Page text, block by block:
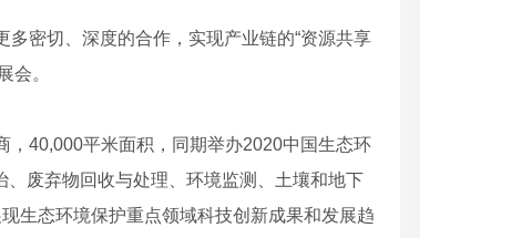
密切、深度的合作，实现产业链的“资源共享
会。
40,000平米面积，同期举办2020中国生态环
废弃物回收与处理、环境监测、土壤和地下
生态环境保护重点领域科技创新成果和发展趋